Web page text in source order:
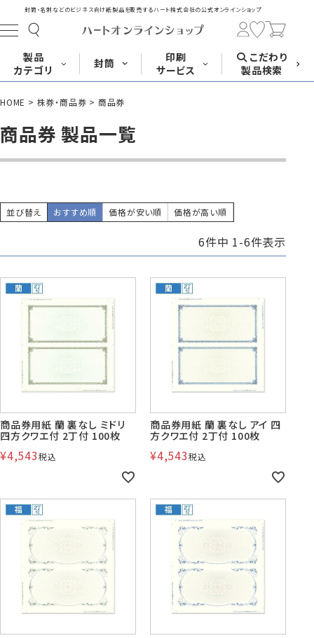
封筒・名刺などのビジネス向け紙製品を販売するハート株式会社の公式オンラインショップ
製品
カテゴリ
名刺 はがき カード・挨拶状
辞令用紙
紙製クリア
ファイル
紙製クリア
ファイル印刷
喪中はがき
年賀はがき・
領収書 のし紙・のし袋
封筒
長形封筒 角形封筒
120×235 120×235
長4窓封筒
B5横3つ折
90×205
長40封筒
A4横4つ折 B4横3つ折
142×332
長2封筒
B5縦2つ折
長30封筒
A4横4つ折
長6封筒
A4横3つ折
A4横3つ折
105×214
洋2タテ封筒
A4横・縦4つ折
114×162
洋4タテ封筒
A4横3つ折
洋5タテ封筒
A5縦2つ折
95×217
洋6タテ封筒
B5横3つ折
98×190
給与明細用封筒
B5横3つ折
95×215
印刷
サービス
封筒印刷サービス
紙製クリアファイル印刷サービス
こだわり
製品検索
HOME 株券・商品券 商品券
商品券 製品一覧
並び替え おすすめ順 価格が安い順 価格が高い順
6件中 1-6件表示
商品券用紙 蘭 裏なし ミドリ
四方クワエ付 2丁付 100枚
¥4,543税込
商品券用紙 蘭 裏なし アイ 四
方クワエ付 2丁付 100枚
¥4,543税込